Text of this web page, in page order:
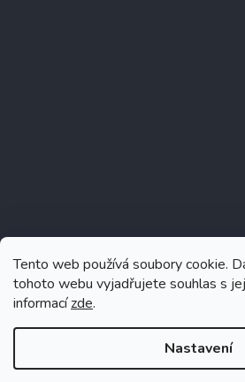
Tento web používá soubory cookie.
tohoto webu vyjadřujete souhlas s
informacízde.
Nastavení
Sledovat na Instagramu